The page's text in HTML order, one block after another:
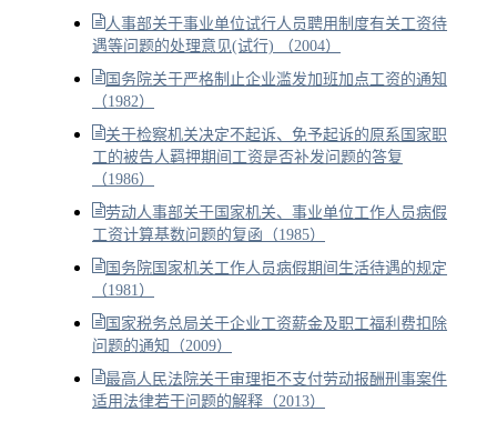
人事部关于事业单位试行人员聘用制度有关工资待
遇等问题的处理意见(试行) （2004）
国务院关于严格制止企业滥发加班加点工资的通知
（1982）
关于检察机关决定不起诉、免予起诉的原系国家职
工的被告人羁押期间工资是否补发问题的答复
（1986）
劳动人事部关于国家机关、事业单位工作人员病假
工资计算基数问题的复函（1985）
国务院国家机关工作人员病假期间生活待遇的规定
（1981）
国家税务总局关于企业工资薪金及职工福利费扣除
问题的通知（2009）
最高人民法院关于审理拒不支付劳动报酬刑事案件
适用法律若干问题的解释（2013）